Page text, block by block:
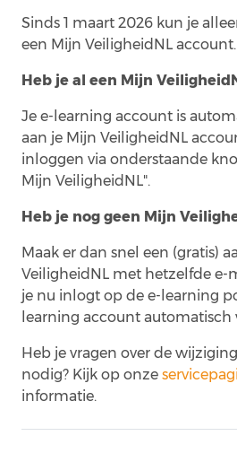
Sinds 1 maart 2026 kun je
een Mijn VeiligheidNL account.
Heb je al een Mijn
Je e-learning account is
aan je Mijn VeiligheidNL
inloggen via onderstaande
Mijn VeiligheidNL".
Heb je nog geen Mijn
Maak er dan snel een (gratis)
VeiligheidNL met hetzelfde e-
je nu inlogt op de e-learning
learning account
Heb je vragen over de
nodig? Kijk op onze
informatie.